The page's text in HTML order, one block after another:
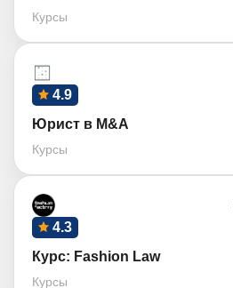
Курсы
4.9
Юрист в M&A
Курсы
4.3
Курс: Fashion Law
Курсы